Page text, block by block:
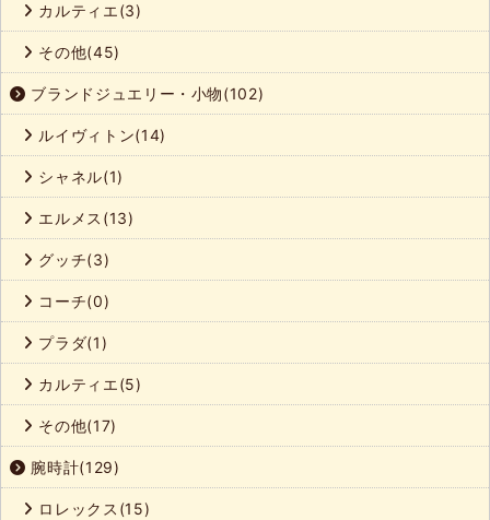
カルティエ(3)
その他(45)
ブランドジュエリー・小物(102)
ルイヴィトン(14)
シャネル(1)
エルメス(13)
グッチ(3)
コーチ(0)
プラダ(1)
カルティエ(5)
その他(17)
腕時計(129)
ロレックス(15)